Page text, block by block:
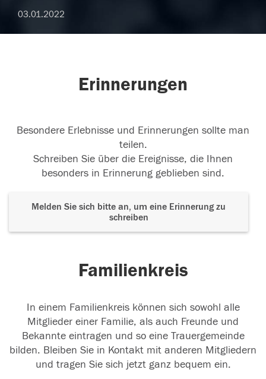
03.01.2022
Erinnerungen
Besondere Erlebnisse und Erinnerungen sollte man
teilen.
Schreiben Sie über die Ereignisse, die Ihnen
besonders in Erinnerung geblieben sind.
Melden Sie sich bitte an, um eine Erinnerung zu
schreiben
Familienkreis
In einem Familienkreis können sich sowohl alle
Mitglieder einer Familie, als auch Freunde und
Bekannte eintragen und so eine Trauergemeinde
bilden. Bleiben Sie in Kontakt mit anderen Mitgliedern
und tragen Sie sich jetzt ganz bequem ein.